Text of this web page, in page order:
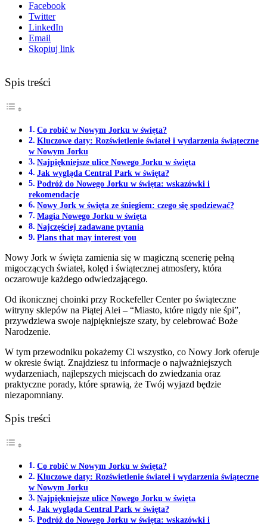
Facebook
Twitter
LinkedIn
Email
Skopiuj link
Spis treści
Co robić w Nowym Jorku w święta?
Kluczowe daty: Rozświetlenie świateł i wydarzenia świąteczne
w Nowym Jorku
Najpiękniejsze ulice Nowego Jorku w święta
Jak wygląda Central Park w święta?
Podróż do Nowego Jorku w święta: wskazówki i
rekomendacje
Nowy Jork w święta ze śniegiem: czego się spodziewać?
Magia Nowego Jorku w święta
Najczęściej zadawane pytania
Plans that may interest you
Nowy Jork w święta zamienia się w magiczną scenerię pełną
migoczących świateł, kolęd i świątecznej atmosfery, która
oczarowuje każdego odwiedzającego.
Od ikonicznej choinki przy Rockefeller Center po świąteczne
witryny sklepów na Piątej Alei – “Miasto, które nigdy nie śpi”,
przywdziewa swoje najpiękniejsze szaty, by celebrować Boże
Narodzenie.
W tym przewodniku pokażemy Ci wszystko, co Nowy Jork oferuje
w okresie świąt. Znajdziesz tu informacje o najważniejszych
wydarzeniach, najlepszych miejscach do zwiedzania oraz
praktyczne porady, które sprawią, że Twój wyjazd będzie
niezapomniany.
Spis treści
Co robić w Nowym Jorku w święta?
Kluczowe daty: Rozświetlenie świateł i wydarzenia świąteczne
w Nowym Jorku
Najpiękniejsze ulice Nowego Jorku w święta
Jak wygląda Central Park w święta?
Podróż do Nowego Jorku w święta: wskazówki i